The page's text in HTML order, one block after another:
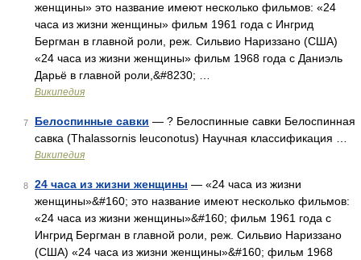
женщины» это название имеют несколько фильмов: «24
часа из жизни женщины» фильм 1961 года с Ингрид
Бергман в главной роли, реж. Сильвио Нариззано (США)
«24 часа из жизни женщины» фильм 1968 года с Даниэль
Дарьё в главной роли,&#8230; …
Википедия
7 Белоспинные савки — ? Белоспинные савки Белоспинная
савка (Thalassornis leuconotus) Научная классификация …
Википедия
8 24 часа из жизни женщины — «24 часа из жизни
женщины»&#160; это название имеют несколько фильмов:
«24 часа из жизни женщины»&#160; фильм 1961 года с
Ингрид Бергман в главной роли, реж. Сильвио Нариззано
(США) «24 часа из жизни женщины»&#160; фильм 1968